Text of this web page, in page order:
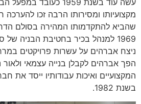
עשה עוד בשנת 1959
מקצועיותו ומסירותו הרבה זכו
שהביא להתקדמותו המהירה בסולם
1969 למנהל בכיר בחטיבת הבניה
הפך אברהים לקבלן בנייה עצמאי ולאור
המקצועיים ואיכות עבודותיו ייסד את
בשנת 1982.